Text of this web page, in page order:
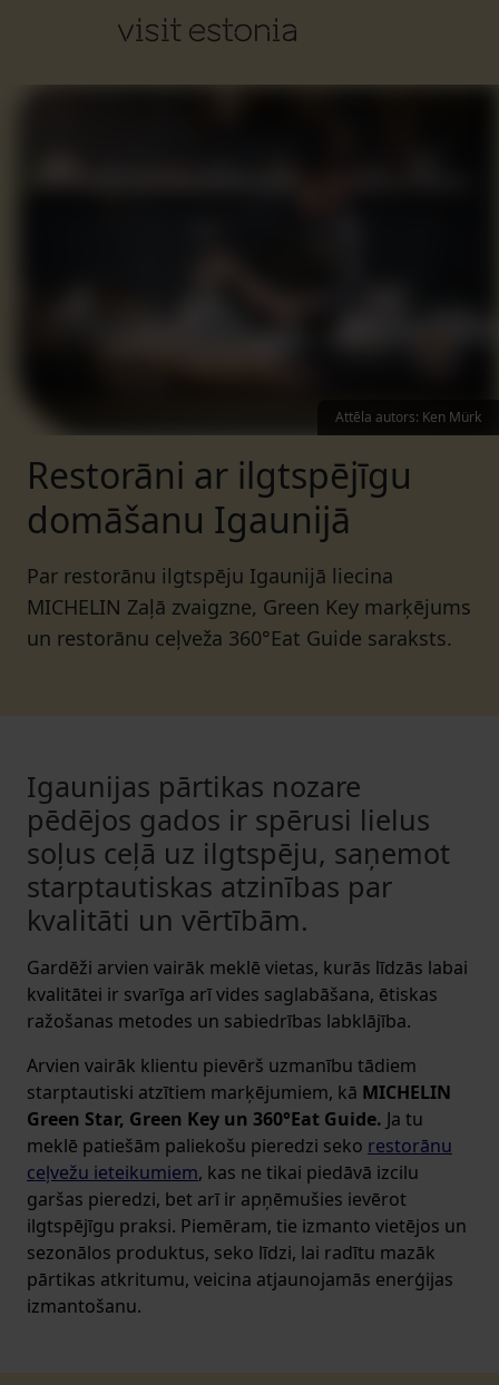
Attēla autors: Ken Mürk
Restorāni ar ilgtspējīgu
domāšanu Igaunijā
Par restorānu ilgtspēju Igaunijā liecina
MICHELIN Zaļā zvaigzne, Green Key marķējums
un restorānu ceļveža 360°Eat Guide saraksts.
Igaunijas pārtikas nozare
pēdējos gados ir spērusi lielus
soļus ceļā uz ilgtspēju, saņemot
starptautiskas atzinības par
kvalitāti un vērtībām.
Gardēži arvien vairāk meklē vietas, kurās līdzās labai
kvalitātei ir svarīga arī vides saglabāšana, ētiskas
ražošanas metodes un sabiedrības labklājība.
Arvien vairāk klientu pievērš uzmanību tādiem
starptautiski atzītiem marķējumiem, kā MICHELIN
Green Star, Green Key un 360°Eat Guide. Ja tu
meklē patiešām paliekošu pieredzi seko restorānu
ceļvežu ieteikumiem, kas ne tikai piedāvā izcilu
garšas pieredzi, bet arī ir apņēmušies ievērot
ilgtspējīgu praksi. Piemēram, tie izmanto vietējos un
sezonālos produktus, seko līdzi, lai radītu mazāk
pārtikas atkritumu, veicina atjaunojamās enerģijas
izmantošanu.